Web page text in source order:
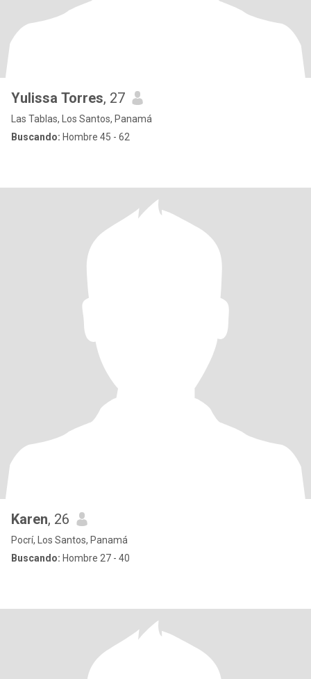
Yulissa Torres, 27
Las Tablas, Los Santos, Panamá
Buscando: Hombre 45 - 62
Karen, 26
Pocrí, Los Santos, Panamá
Buscando: Hombre 27 - 40